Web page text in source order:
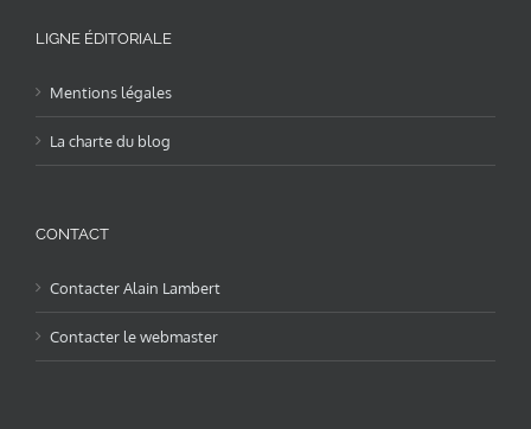
LIGNE ÉDITORIALE
Mentions légales
La charte du blog
CONTACT
Contacter Alain Lambert
Contacter le webmaster